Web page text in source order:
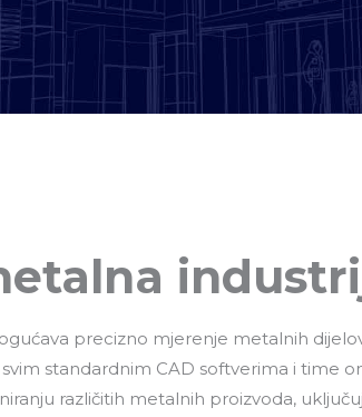
precizno mjerenje metalnih
standardnim CAD softverima i time
različitih metalnih proizvoda,